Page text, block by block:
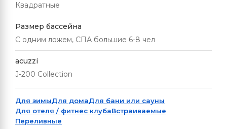
Квадратные
Размер бассейна
С одним ложем, СПА большие 6-8 чел
acuzzi
J-200 Collection
Для зимыДля домаДля бани или сауны
Для отеля / фитнес клубаВстраиваемые
Переливные